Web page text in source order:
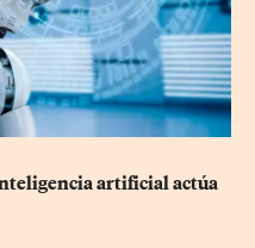
artificial actúa